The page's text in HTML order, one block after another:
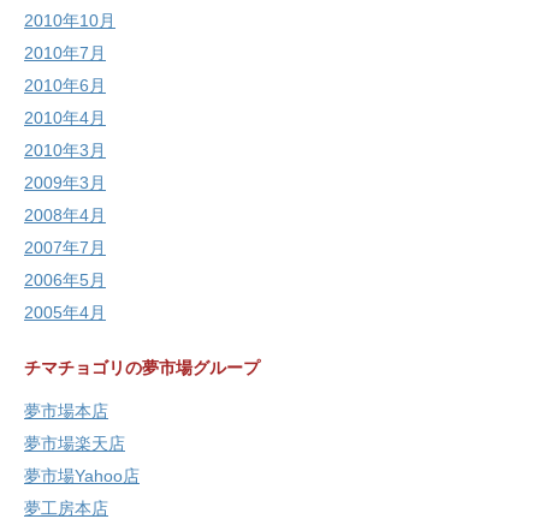
2010年10月
2010年7月
2010年6月
2010年4月
2010年3月
2009年3月
2008年4月
2007年7月
2006年5月
2005年4月
チマチョゴリの夢市場グループ
夢市場本店
夢市場楽天店
夢市場Yahoo店
夢工房本店